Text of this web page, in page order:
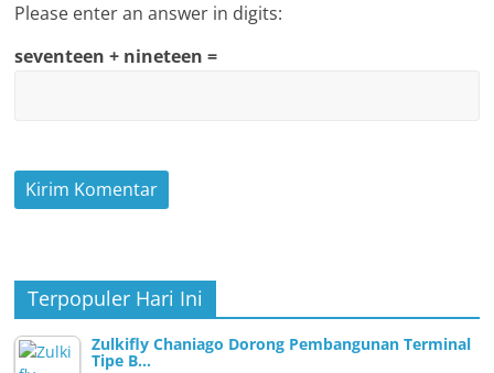
Please enter an answer in digits:
seventeen + nineteen =
Terpopuler Hari Ini
Zulkifly Chaniago Dorong Pembangunan Terminal
Tipe B…